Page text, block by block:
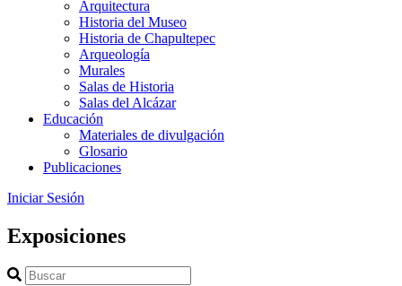
Arquitectura
Historia del Museo
Historia de Chapultepec
Arqueología
Murales
Salas de Historia
Salas del Alcázar
Educación
Materiales de divulgación
Glosario
Publicaciones
Iniciar Sesión
Exposiciones